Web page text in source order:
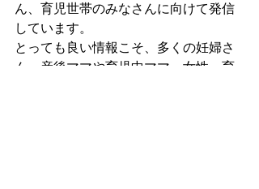
ん、育児世帯のみなさんに向けて発信
しています。
とっても良い情報こそ、多くの妊婦さ
ん、産後ママや育児中ママ、女性、育